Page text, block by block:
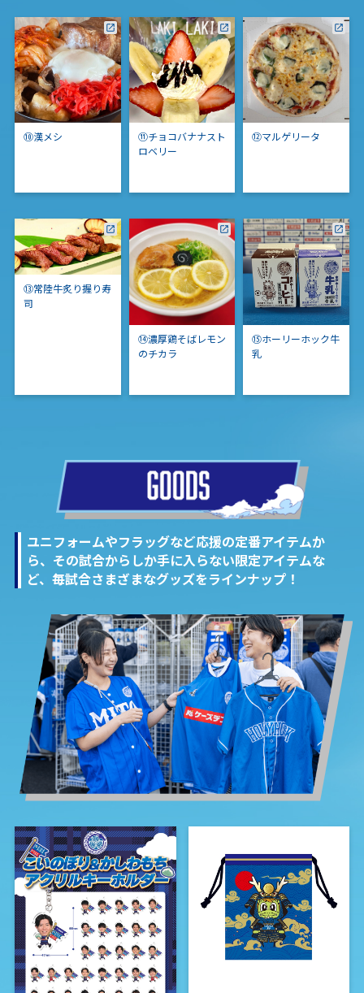
⑩漢メシ
⑪チョコバナナスト
ロベリー
⑫マルゲリータ
⑬常陸牛炙り握り寿
司
⑭濃厚鶏そばレモン
のチカラ
⑮ホーリーホック牛
乳
ユニフォームやフラッグなど応援の定番アイテムか
ら、その試合からしか手に入らない限定アイテムな
ど、毎試合さまざまなグッズをラインナップ！